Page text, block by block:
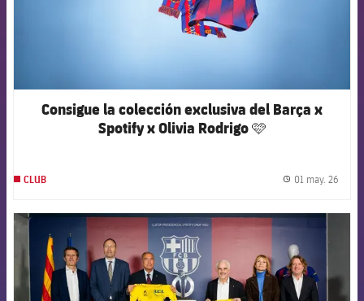
Consigue la colección exclusiva del Barça x
Spotify x Olivia Rodrigo 🩷
CLUB 01 may. 26
FCB Barcelona badge